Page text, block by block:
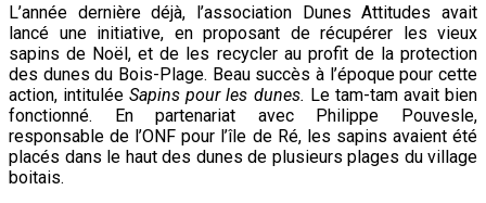
L’année dernière déjà, l’association Dunes Attitudes avait
lancé une initiative, en proposant de récupérer les vieux
sapins de Noël, et de les recycler au profit de la protection
des dunes du Bois-Plage. Beau succès à l’époque pour cette
action, intituléeSapins pour les dunes. Le tam-tam avait bien
fonctionné. En partenariat avec Philippe Pouvesle,
responsable de l’ONF pour l’île de Ré, les sapins avaient été
placés dans le haut des dunes de plusieurs plages du village
boitais.